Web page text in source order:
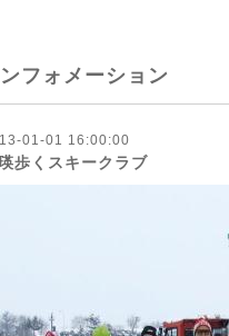
フォメーション
01-01 16:00:00
歩くスキークラブ